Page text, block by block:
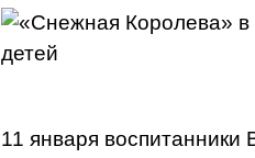
11 января